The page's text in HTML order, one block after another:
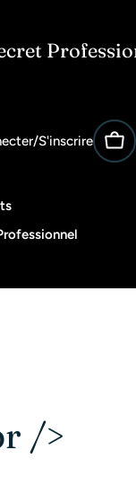
· Code
S'inscrire
/>